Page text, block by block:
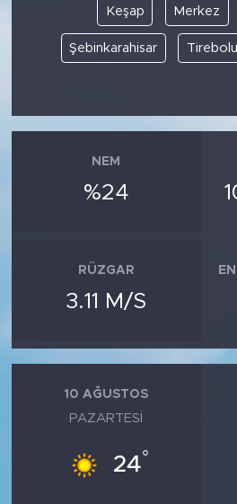
Keşap Merkez
Şebinkarahisar Tirebolu
NEM
%24
RÜZGAR
3.11 M/S
10 AĞUSTOS
PAZARTESI
24°